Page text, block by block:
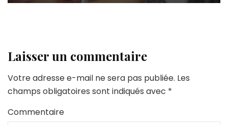
Laisser un commentaire
Votre adresse e-mail ne sera pas publiée. Les
champs obligatoires sont indiqués avec *
Commentaire